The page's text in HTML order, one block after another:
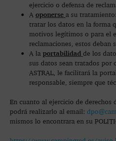
ejercicio o defensa de
A oponerse a su
tratar los datos en la forma
motivos legítimos o para el
reclamaciones, estos deban
A la portabilidad de los
sus datos sean tratados por
ASTRAL, le facilitará la
responsable, siempre que
En cuanto al ejercicio de derechos
podrá realizarlo al email:
mismos lo encontrara en su